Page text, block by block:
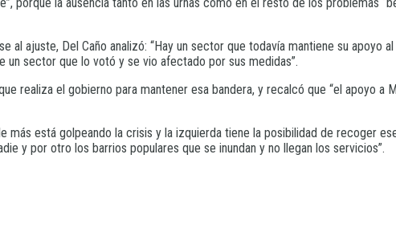
al ajuste, Del Caño analizó: “Hay un sector que todavía mantiene su apoyo
un sector que lo votó y se vio afectado por sus medidas”.
realiza el gobierno para mantener esa bandera, y recalcó que “el apoyo a
está golpeando la crisis y la izquierda tiene la posibilidad de recoger
y por otro los barrios populares que se inundan y no llegan los servicios”.